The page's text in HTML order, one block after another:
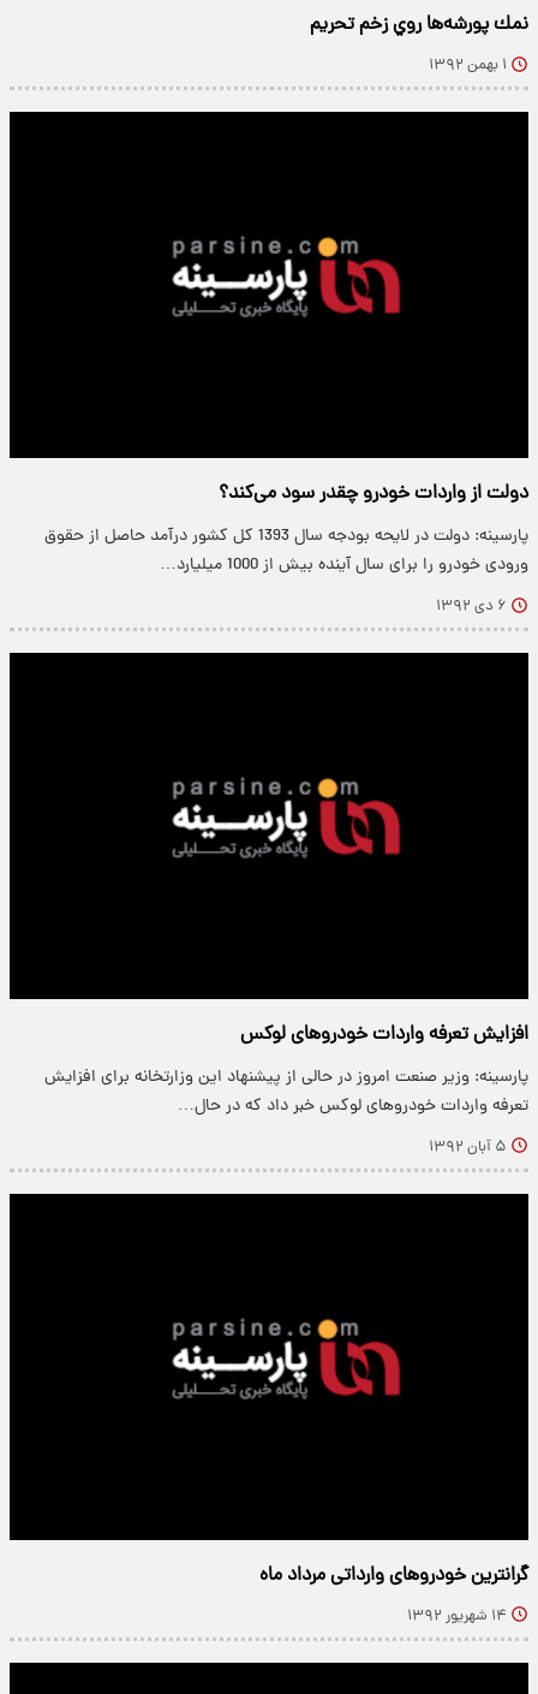
نمك پورشه‌ها روي زخم تحريم
۱ بهمن ۱۳۹۲
دولت از واردات خودرو چقدر سود می‌كند؟
پارسینه: دولت در لایحه بودجه سال 1393 کل کشور درآمد حاصل از حقوق
ورودی خودرو را برای سال آینده بیش از 1000 میلیارد…
۶ دی ۱۳۹۲
افزایش تعرفه واردات خودروهای لوکس
پارسینه: وزیر صنعت امروز در حالی از پیشنهاد این وزارتخانه برای افزایش
تعرفه واردات خودروهای لوکس خبر داد که در حال…
۵ آبان ۱۳۹۲
گرانترین خودروهای وارداتی مرداد ماه
۱۴ شهریور ۱۳۹۲